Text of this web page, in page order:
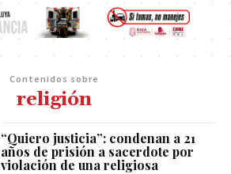
Contenidos sobre
religión
“Quiero justicia”: condenan a 21
años de prisión a sacerdote por
violación de una religiosa